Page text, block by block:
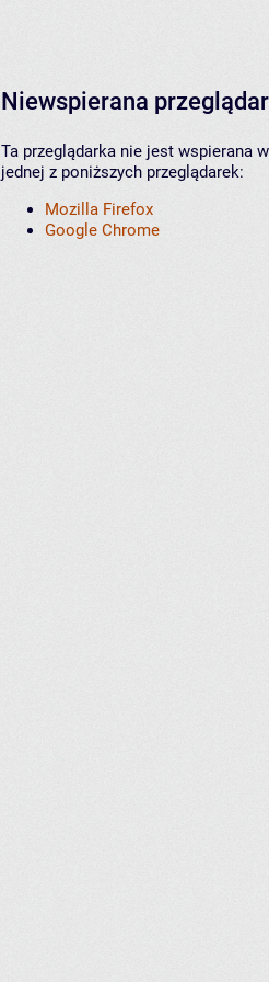
Niewspierana
Ta przeglądarka nie jest wspierana
jednej z poniższych przeglądarek:
Mozilla Firefox
Google Chrome